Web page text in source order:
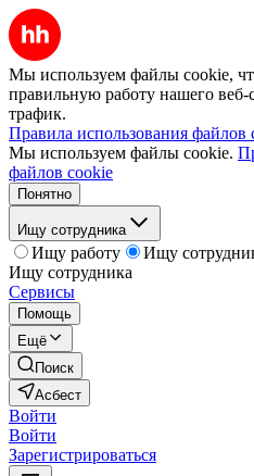
Мы используем файлы cookie,
правильную работу нашего веб-
трафик.
Правила использования файлов
Мы используем файлы cookie.
файлов cookie
Понятно
Ищу сотрудника
Ищу работу
Ищу
Ищу сотрудника
Сервисы
Помощь
Ещё
Поиск
Асбест
Войти
Войти
Зарегистрироваться